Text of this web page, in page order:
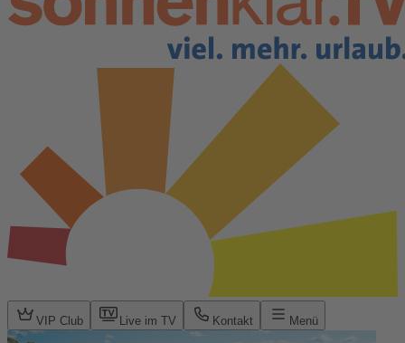
VIP Club Live im TV Kontakt Menü